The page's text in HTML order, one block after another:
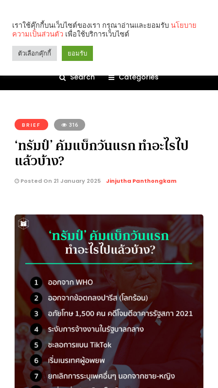
Search Categories
BRIEF 316
‘ทรัมป์’ คัมแบ็กวันแรก ทำอะไรไป
แล้วบ้าง?
Posted On 21 January 2025 Jinjutha Panthongkam
เราใช้คุ๊กกี้บนเว็บไซต์ของเรา กรุณาอ่านและยอมรับ นโยบาย
ความเป็นส่วนตัว เพื่อใช้บริการเว็บไซต์
ตัวเลือกคุ๊กกี้ ยอมรับ